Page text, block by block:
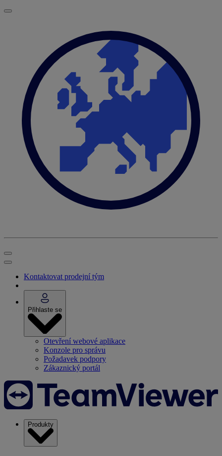
Kontaktovat prodejní tým
Přihlaste se
Otevření webové aplikace
Konzole pro správu
Požadavek podpory
Zákaznický portál
Produkty